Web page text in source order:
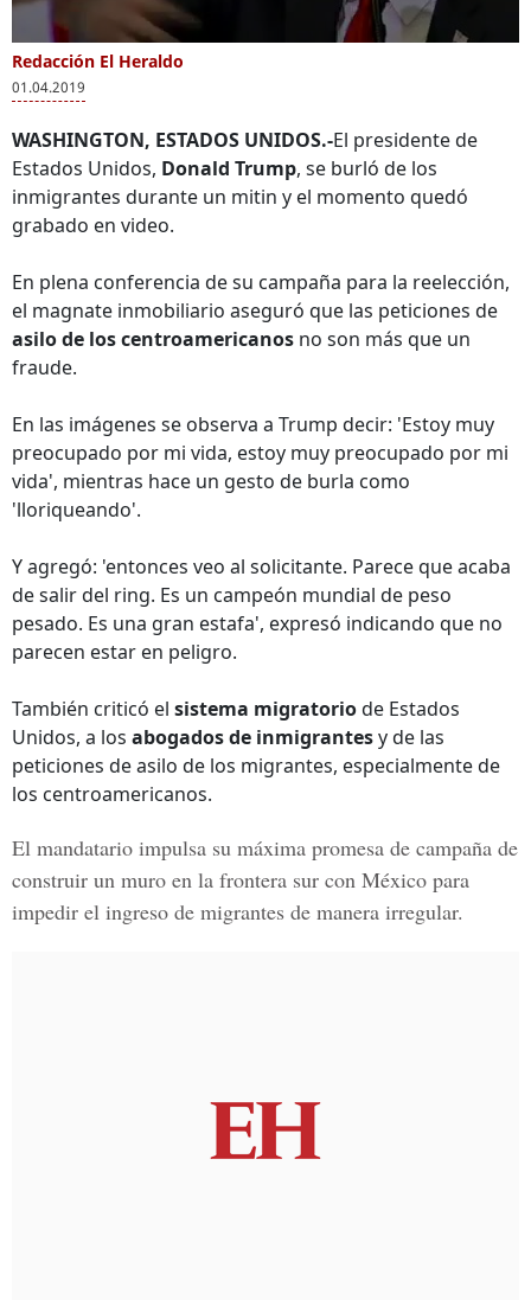
Redacción El Heraldo
01.04.2019
WASHINGTON, ESTADOS UNIDOS.-El presidente de
Estados Unidos, Donald Trump, se burló de los
inmigrantes durante un mitin y el momento quedó
grabado en video.
En plena conferencia de su campaña para la reelección,
el magnate inmobiliario aseguró que las peticiones de
asilo de los centroamericanos no son más que un
fraude.
En las imágenes se observa a Trump decir: 'Estoy muy
preocupado por mi vida, estoy muy preocupado por mi
vida', mientras hace un gesto de burla como
'lloriqueando'.
Y agregó: 'entonces veo al solicitante. Parece que acaba
de salir del ring. Es un campeón mundial de peso
pesado. Es una gran estafa', expresó indicando que no
parecen estar en peligro.
También criticó el sistema migratoriode Estados
Unidos, a los abogados de inmigrantesy de las
peticiones de asilo de los migrantes, especialmente de
los centroamericanos.
El mandatario impulsa su máxima promesa de campaña de
construir un muro en la frontera sur con México para
impedir el ingreso de migrantes de manera irregular.